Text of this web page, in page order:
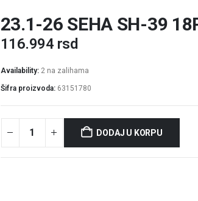
23.1-26 SEHA SH-39
116.994 rsd
Availability: 2 na zalihama
Šifra proizvoda: 63151780
DODAJ U KORPU